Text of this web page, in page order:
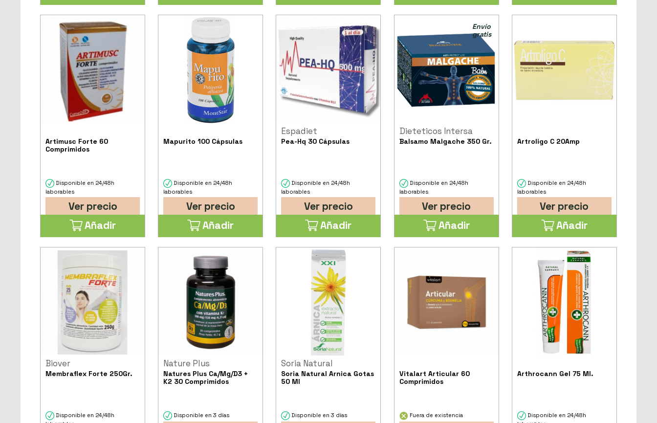
Artimusc Forte 60
Comprimidos
Disponible en 24/48h
laborables
Ver precio
Añadir
Mapurito 100 Cápsulas
Disponible en 24/48h
laborables
Ver precio
Añadir
Espadiet
Pea-Hq 30 Cápsulas
Disponible en 24/48h
laborables
Ver precio
Añadir
Dieteticos Intersa
Balsamo Malgache 350 Gr.
Envío
gratis
Disponible en 24/48h
laborables
Ver precio
Añadir
Artroligo C 20Amp
Disponible en 24/48h
laborables
Ver precio
Añadir
Biover
Membraflex Forte 250Gr.
Disponible en 24/48h
Nature Plus
Natures Plus Ca/Mg/D3 +
K2 30 Comprimidos
Disponible en 3 días
Soria Natural
Soria Natural Arnica Gotas
50 Ml
Disponible en 3 días
Vitalart Articular 60
Comprimidos
Fuera de existencia
Arthrocann Gel 75 Ml.
Disponible en 24/48h